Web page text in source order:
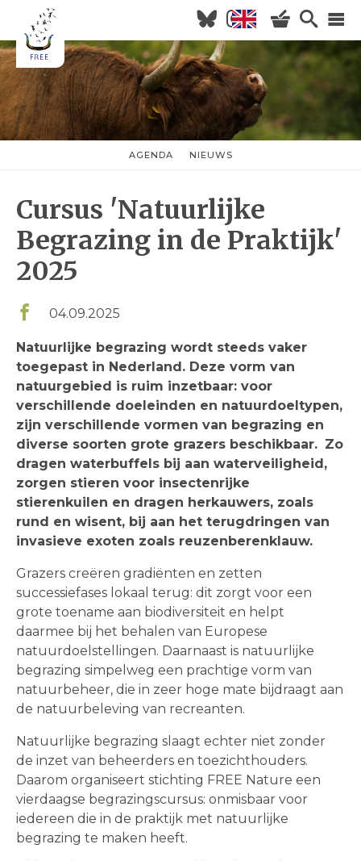
Overslaan
naar
de
inhoud
gaan
Hoofdnavigatie
HOME
NIEUWS
KOM KIJKEN
WILDERNISVLEES
nieuwsmenuAGENDA NIEUWS
Cursus 'Natuurlijke
Begrazing in de Praktijk'
2025
04.09.2025
Natuurlijke begrazing wordt steeds vaker
toegepast in Nederland. Deze vorm van
natuurgebied is ruim inzetbaar: voor
verschillende doeleinden en natuurdoeltypen,
zijn verschillende vormen van begrazing en
diverse soorten grote grazers beschikbaar. Zo
dragen waterbuffels bij aan waterveiligheid,
zorgen stieren voor insectenrijke
stierenkuilen en dragen herkauwers, zoals
rund en wisent, bij aan het terugdringen van
invasieve exoten zoals reuzenberenklauw.
Grazers creëren gradiënten en zetten
successiefases lokaal terug: dit zorgt voor een
grote toename aan biodiversiteit en helpt
daarmee bij het behalen van Europese
natuurdoelstellingen. Daarnaast is natuurlijke
begrazing simpelweg een prachtige vorm van
natuurbeheer, die in zeer hoge mate bijdraagt aan
de natuurbeleving van recreanten.
Natuurlijke begrazing slaagt echter niet zonder
de inzet van beheerders en toezichthouders.
Daarom organiseert stichting FREE Nature een
vierdaagse begrazingscursus: onmisbaar voor
iedereen die in de praktijk met natuurlijke
begrazing te maken heeft.